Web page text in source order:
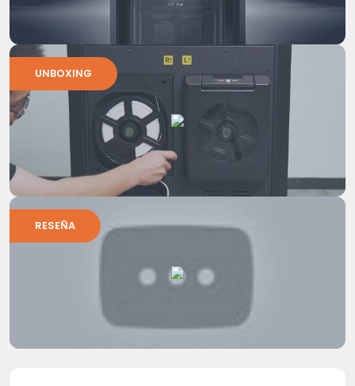
UNBOXING
RESEÑA